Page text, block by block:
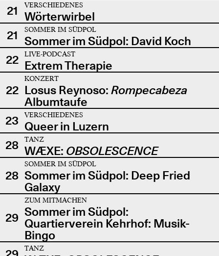
21
VERSCHIEDENES
Wörterwirbel
21
SOMMER IM SÜDPOL
Sommer im Südpol: David Koch
22
LIVE-PODCAST
Extrem Therapie
22
KONZERT
Losus Reynoso: Rompecabeza
Albumtaufe
23
VERSCHIEDENES
Queer in Luzern
28
TANZ
WÆXE: OBSOLESCENCE
28
SOMMER IM SÜDPOL
Sommer im Südpol: Deep Fried
Galaxy
29
ZUM MITMACHEN
Sommer im Südpol:
Quartierverein Kehrhof: Musik-
Bingo
TANZ